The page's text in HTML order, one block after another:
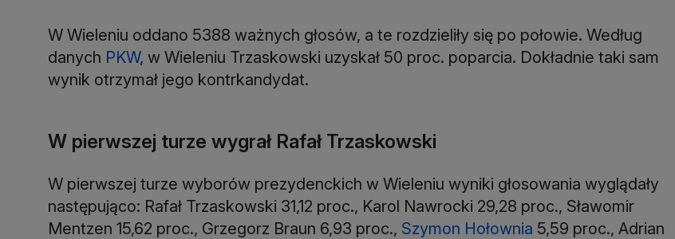
W Wieleniu oddano 5388 ważnych głosów, a te rozdzieliły się po połowie. Według
danych PKW, w Wieleniu Trzaskowski uzyskał 50 proc. poparcia. Dokładnie taki sam
wynik otrzymał jego kontrkandydat.
W pierwszej turze wygrał Rafał Trzaskowski
W pierwszej turze wyborów prezydenckich w Wieleniu wyniki głosowania wyglądały
następująco: Rafał Trzaskowski 31,12 proc., Karol Nawrocki 29,28 proc., Sławomir
Mentzen 15,62 proc., Grzegorz Braun 6,93 proc., Szymon Hołownia 5,59 proc., Adrian